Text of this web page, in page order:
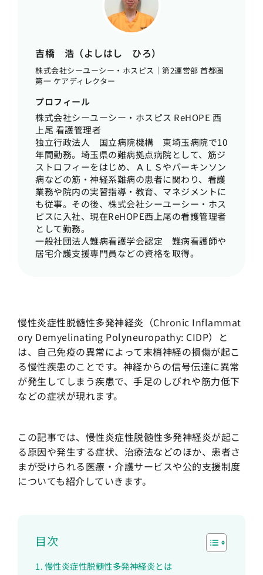
吉橋 浩（よしはし ひろ）
株式会社シーユーシー・ホスピス｜第2運営部 首都圏
第一 ケアディレクター
プロフィール
株式会社シーユーシー・ホスピス ReHOPE 西
上尾 看護管理者
独立行政法人 国立病院機構 東埼玉病院で10
年間勤務。埼玉県の難病拠点病院として、筋ジ
ストロフィーをはじめ、ＡＬＳやパーキンソン
病などの筋・神経系難病の患者に関わり、看護
業務や院内の実習指導・教育、マネジメントに
も従事。その後、株式会社シーユーシー・ホス
ピスに入社、現在ReHOPE西上尾の看護管理者
として勤務。
一般社団法人難病看護学会認定 難病看護師や
居宅介護支援専門員などの資格を取得。
慢性炎症性脱髄性多発神経炎（Chronic Inflammat
ory Demyelinating Polyneuropathy: CIDP）と
は、自己免疫の異常によって末梢神経の損傷が起こ
る慢性疾患のことです。神経からの信号伝達に異常
が発生してしまう疾患で、手足のしびれや筋力低下
などの症状が現れます。
この記事では、慢性炎症性脱髄性多発神経炎が起こ
る原因や発生する症状、治療法などのほか、患者さ
まが受けられる医療・介護サービスや公的支援制度
についても紹介していきます。
目次
慢性炎症性脱髄性多発神経炎とは